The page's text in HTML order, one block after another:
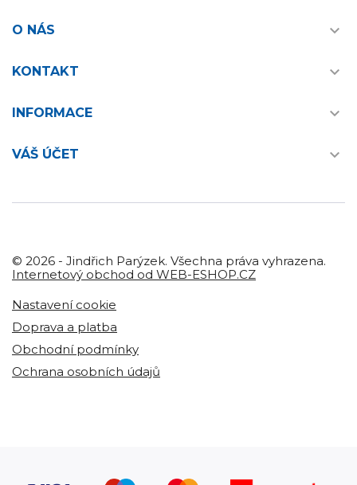
O NÁS 
KONTAKT 
INFORMACE 
VÁŠ ÚČET 
© 2026 - Jindřich Parýzek. Všechna práva vyhrazena.
Internetový obchod od WEB-ESHOP.CZ
Nastavení cookie
Doprava a platba
Obchodní podmínky
Ochrana osobních údajů